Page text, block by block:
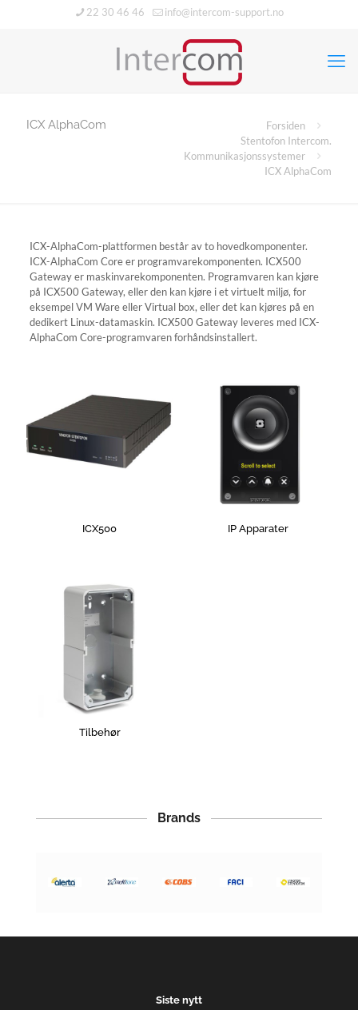
22 30 46 46 info@intercom-support.no
ICX AlphaCom
Forsiden
Stentofon Intercom.
Kommunikasjonssystemer
ICX AlphaCom
ICX-AlphaCom-plattformen består av to hovedkomponenter.
ICX-AlphaCom Core er programvarekomponenten. ICX500
Gateway er maskinvarekomponenten. Programvaren kan kjøre
på ICX500 Gateway, eller den kan kjøre i et virtuelt miljø, for
eksempel VM Ware eller Virtual box, eller det kan kjøres på en
dedikert Linux-datamaskin. ICX500 Gateway leveres med ICX-
AlphaCom Core-programvaren forhåndsinstallert.
ICX500 IP Apparater
Tilbehør
Brands
Siste nytt